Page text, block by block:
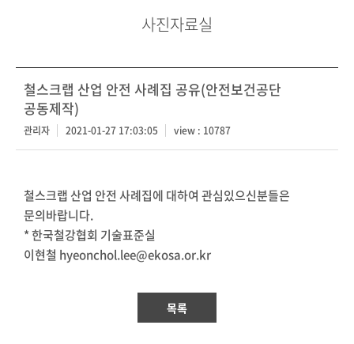
사진자료실
철스크랩 산업 안전 사례집 공유(안전보건공단
공동제작)
관리자 2021-01-27 17:03:05 view : 10787
철스크랩 산업 안전 사례집에 대하여 관심있으신분들은
문의바랍니다.
* 한국철강협회 기술표준실
이현철 hyeonchol.lee@ekosa.or.kr
목록